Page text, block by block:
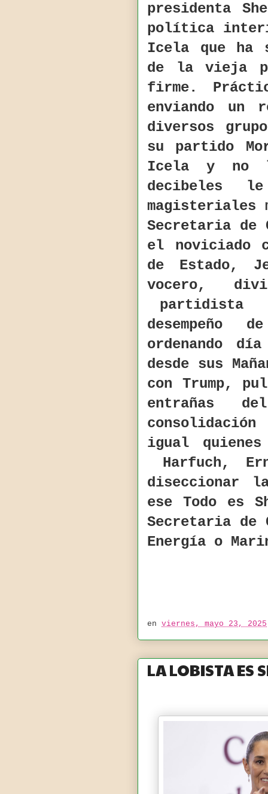
presidenta
política
Icela que ha
de la vieja
firme.
enviando un
diversos
su partido
Icela y no
decibeles
magisteriales
Secretaria de
el noviciado
de Estado,
vocero,
partidista
desempeño
ordenando
desde sus
con Trump,
entrañas
igual
Harfuch,
diseccionar
ese Todo es
Secretaria de
Energía o
en viernes, mayo 23, 2025
LA LOBISTA ES